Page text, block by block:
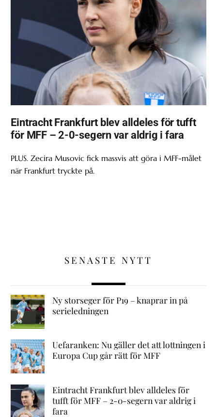
Eintracht Frankfurt blev alldeles för tufft
för MFF – 2-0-segern var aldrig i fara
PLUS. Zecira Musovic fick massvis att göra i MFF-målet
när Frankfurt tryckte på.
SENASTE NYTT
Ny storseger för P19 – knaprar in på
serieledningen
Uefaranken: Nu gäller det att lottningen i
Europa Cup går rätt för MFF
Eintracht Frankfurt blev alldeles för
tufft för MFF – 2-0-segern var aldrig i
fara